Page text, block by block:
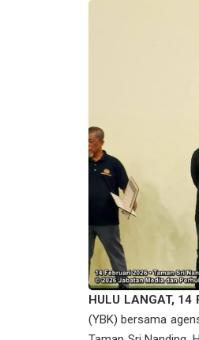
HULU LANGAT, 14
(YBK) bersama